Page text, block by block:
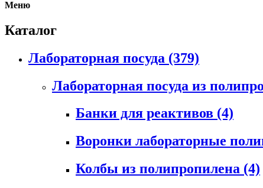
Меню
Каталог
Лабораторная посуда (379)
Лабораторная посуда из
Банки для реактивов (4)
Воронки лабораторные
Колбы из полипропилена (4)